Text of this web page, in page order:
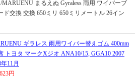
まるえぬ Gyraless 雨用 ワイパーブ
交換 交換 650ミリ 650ミリメートル 26イン
ギラレス 雨用ワイパー替えゴム 400mm
トヨタ マークXジオ ANA10/15, GGA10 2007
11月
円